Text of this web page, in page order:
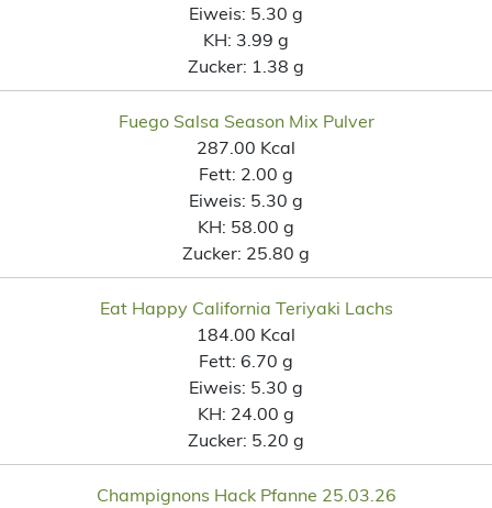
Eiweis: 5.30 g
KH: 3.99 g
Zucker: 1.38 g
Fuego Salsa Season Mix Pulver
287.00 Kcal
Fett: 2.00 g
Eiweis: 5.30 g
KH: 58.00 g
Zucker: 25.80 g
Eat Happy California Teriyaki Lachs
184.00 Kcal
Fett: 6.70 g
Eiweis: 5.30 g
KH: 24.00 g
Zucker: 5.20 g
Champignons Hack Pfanne 25.03.26